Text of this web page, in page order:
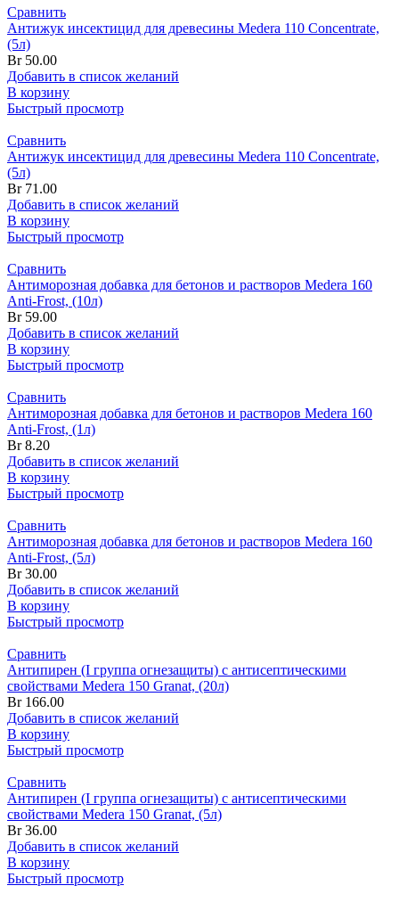
Сравнить
Антижук инсектицид для древесины Medera 110 Concentrate,
(5л)
Br50.00
Добавить в список желаний
В корзину
Быстрый просмотр
Сравнить
Антижук инсектицид для древесины Medera 110 Concentrate,
(5л)
Br71.00
Добавить в список желаний
В корзину
Быстрый просмотр
Сравнить
Антиморозная добавка для бетонов и растворов Medera 160
Anti-Frost, (10л)
Br59.00
Добавить в список желаний
В корзину
Быстрый просмотр
Сравнить
Антиморозная добавка для бетонов и растворов Medera 160
Anti-Frost, (1л)
Br8.20
Добавить в список желаний
В корзину
Быстрый просмотр
Сравнить
Антиморозная добавка для бетонов и растворов Medera 160
Anti-Frost, (5л)
Br30.00
Добавить в список желаний
В корзину
Быстрый просмотр
Сравнить
Антипирен (I группа огнезащиты) с антисептическими
свойствами Medera 150 Granat, (20л)
Br166.00
Добавить в список желаний
В корзину
Быстрый просмотр
Сравнить
Антипирен (I группа огнезащиты) с антисептическими
свойствами Medera 150 Granat, (5л)
Br36.00
Добавить в список желаний
В корзину
Быстрый просмотр